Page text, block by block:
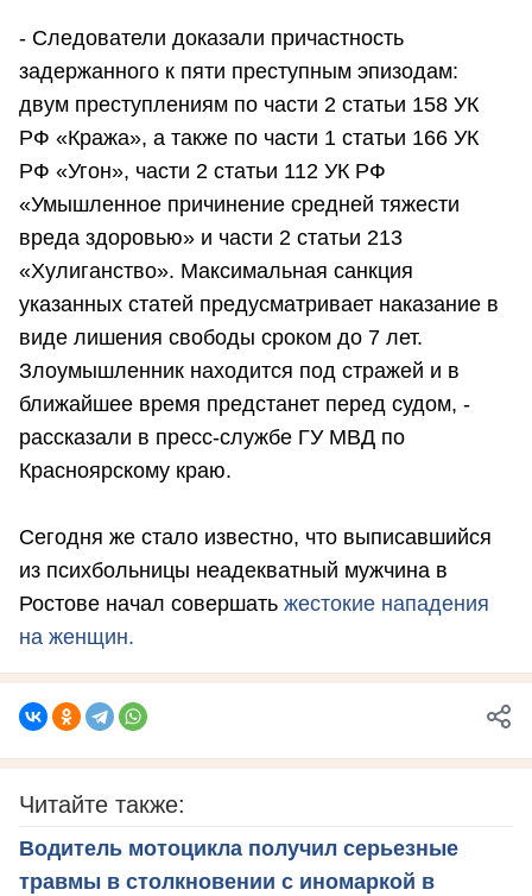
- Следователи доказали причастность
задержанного к пяти преступным эпизодам:
двум преступлениям по части 2 статьи 158 УК
РФ «Кража», а также по части 1 статьи 166 УК
РФ «Угон», части 2 статьи 112 УК РФ
«Умышленное причинение средней тяжести
вреда здоровью» и части 2 статьи 213
«Хулиганство». Максимальная санкция
указанных статей предусматривает наказание в
виде лишения свободы сроком до 7 лет.
Злоумышленник находится под стражей и в
ближайшее время предстанет перед судом, -
рассказали в пресс-службе ГУ МВД по
Красноярскому краю.
Сегодня же стало известно, что выписавшийся
из психбольницы неадекватный мужчина в
Ростове начал совершать жестокие нападения
на женщин.
Читайте также:
Водитель мотоцикла получил серьезные
травмы в столкновении с иномаркой в